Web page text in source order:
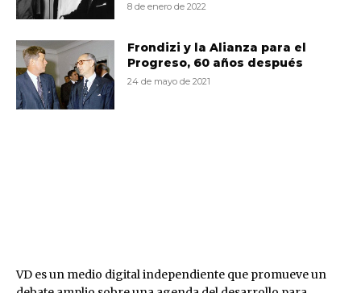
8 de enero de 2022
Frondizi y la Alianza para el
Progreso, 60 años después
24 de mayo de 2021
VD es un medio digital independiente que promueve un